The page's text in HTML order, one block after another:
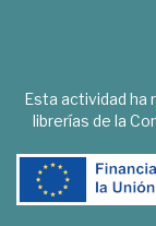
Esta actividad ha
librerías de la